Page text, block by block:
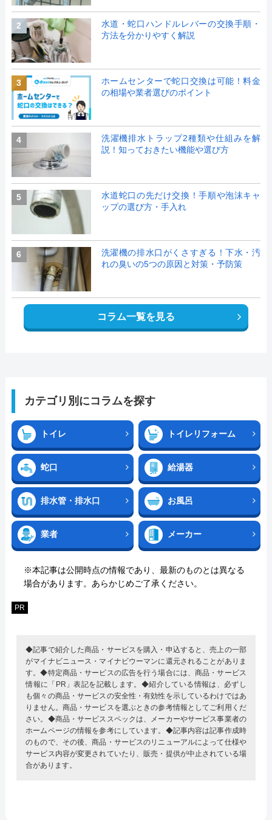
2
水道・蛇口ハンドルレバーの交換手順・
方法を分かりやすく解説
3
ホームセンターで蛇口交換は可能！料金
の相場や業者選びのポイント
4
洗濯機排水トラップ2種類や仕組みを解
説！知っておきたい機能や選び方
5
水道蛇口の先だけ交換！手順や泡沫キャ
ップの選び方・手入れ
6
洗濯機の排水口がくさすぎる！下水・汚
れの臭いの5つの原因と対策・予防策
コラム一覧を見る
カテゴリ別にコラムを探す
トイレ トイレリフォーム
蛇口 給湯器
排水管・排水口 お風呂
業者 メーカー
※本記事は公開時点の情報であり、最新のものとは異なる
場合があります。あらかじめご了承ください。
PR
◆記事で紹介した商品・サービスを購入・申込すると、売上の一部
がマイナビニュース・マイナビウーマンに還元されることがありま
す。◆特定商品・サービスの広告を行う場合には、商品・サービス
情報に「PR」表記を記載します。◆紹介している情報は、必ずし
も個々の商品・サービスの安全性・有効性を示しているわけではあ
りません。商品・サービスを選ぶときの参考情報としてご利用くだ
さい。◆商品・サービススペックは、メーカーやサービス事業者の
ホームページの情報を参考にしています。◆記事内容は記事作成時
のもので、その後、商品・サービスのリニューアルによって仕様や
サービス内容が変更されていたり、販売・提供が中止されている場
合があります。